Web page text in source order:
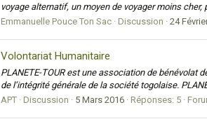
voyage alternatif, un moyen de voyager moins
Emmanuelle Pouce Ton Sac Discussion 24
Volontariat Humanitaire
PLANETE-TOUR est une association de
de l’intégrité générale de la société togolaise.
APT Discussion 5 Mars 2016 Réponses: 5